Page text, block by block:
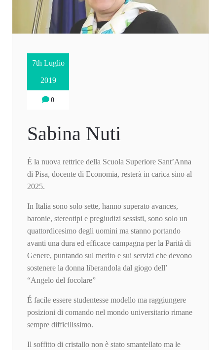
7th Luglio
2019
0
Sabina Nuti
É la nuova rettrice della Scuola Superiore Sant’Anna
di Pisa, docente di Economia, resterà in carica sino al
2025.
In Italia sono solo sette, hanno superato avances,
baronie, stereotipi e pregiudizi sessisti, sono solo un
quattordicesimo degli uomini ma stanno portando
avanti una dura ed efficace campagna per la Parità di
Genere, puntando sul merito e sui servizi che devono
sostenere la donna liberandola dal giogo dell’
“Angelo del focolare”
É facile essere studentesse modello ma raggiungere
posizioni di comando nel mondo universitario rimane
sempre difficilissimo.
Il soffitto di cristallo non è stato smantellato ma le